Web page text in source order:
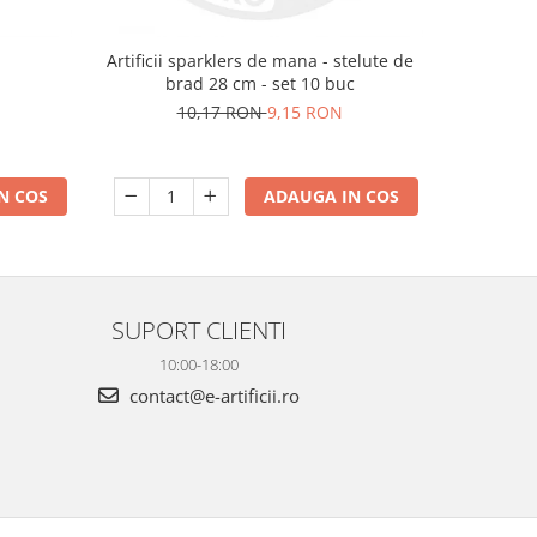
COS
Artificii sparklers de mana - stelute de
brad 28 cm - set 10 buc
10,17 RON9,15 RON
ADAUGA IN COS
SUPORT CLIENTI
10:00-18:00
contact@e-artificii.ro